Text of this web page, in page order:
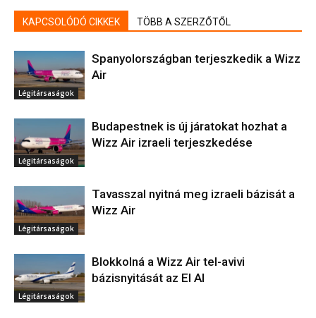
KAPCSOLÓDÓ CIKKEK TÖBB A SZERZŐTŐL
Légitársaságok
Spanyolországban terjeszkedik a Wizz
Air
Légitársaságok
Budapestnek is új járatokat hozhat a
Wizz Air izraeli terjeszkedése
Légitársaságok
Tavasszal nyitná meg izraeli bázisát a
Wizz Air
Légitársaságok
Blokkolná a Wizz Air tel-avivi
bázisnyitását az El Al